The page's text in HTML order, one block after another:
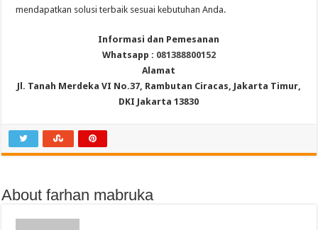
mendapatkan solusi terbaik sesuai kebutuhan Anda.
Informasi dan Pemesanan
Whatsapp : 081388800152
Alamat
Jl. Tanah Merdeka VI No.37, Rambutan Ciracas, Jakarta Timur,
DKI Jakarta 13830
About farhan mabruka